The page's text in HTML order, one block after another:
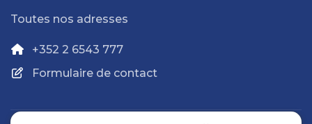
Toutes nos adresses
+352 2 6543 777
Formulaire de contact